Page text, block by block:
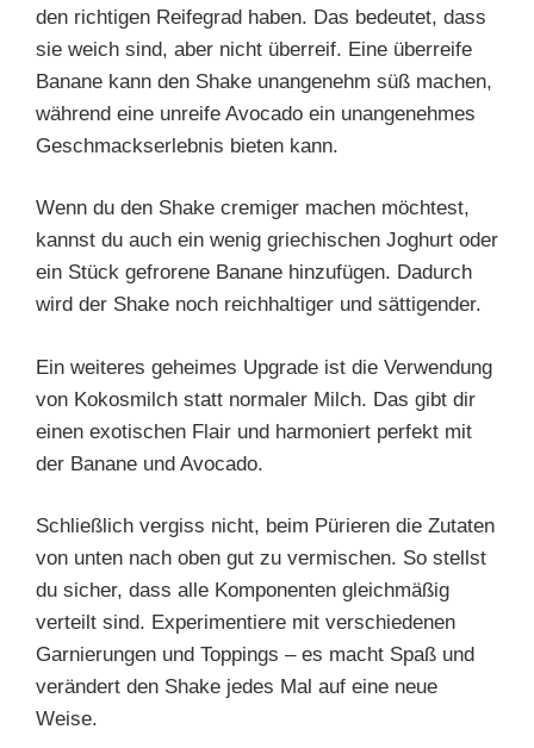
den richtigen Reifegrad haben. Das bedeutet, dass
sie weich sind, aber nicht überreif. Eine überreife
Banane kann den Shake unangenehm süß machen,
während eine unreife Avocado ein unangenehmes
Geschmackserlebnis bieten kann.
Wenn du den Shake cremiger machen möchtest,
kannst du auch ein wenig griechischen Joghurt oder
ein Stück gefrorene Banane hinzufügen. Dadurch
wird der Shake noch reichhaltiger und sättigender.
Ein weiteres geheimes Upgrade ist die Verwendung
von Kokosmilch statt normaler Milch. Das gibt dir
einen exotischen Flair und harmoniert perfekt mit
der Banane und Avocado.
Schließlich vergiss nicht, beim Pürieren die Zutaten
von unten nach oben gut zu vermischen. So stellst
du sicher, dass alle Komponenten gleichmäßig
verteilt sind. Experimentiere mit verschiedenen
Garnierungen und Toppings – es macht Spaß und
verändert den Shake jedes Mal auf eine neue
Weise.